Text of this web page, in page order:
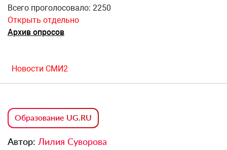
Всего проголосовало: 2250
Открыть отдельно
Архив опросов
Новости СМИ2
Образование UG.RU
Автор: Лилия Суворова